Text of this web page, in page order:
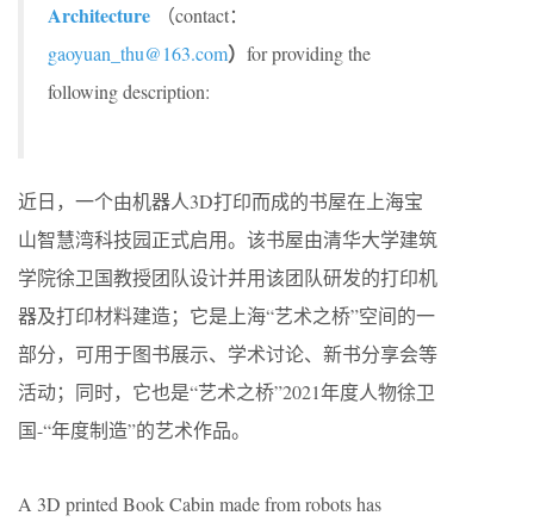
Architecture
（contact：
gaoyuan_thu@163.com） for providing the
following description:
近日，一个由机器人3D打印而成的书屋在上海宝
山智慧湾科技园正式启用。该书屋由清华大学建筑
学院徐卫国教授团队设计并用该团队研发的打印机
器及打印材料建造；它是上海“艺术之桥”空间的一
部分，可用于图书展示、学术讨论、新书分享会等
活动；同时，它也是“艺术之桥”2021年度人物徐卫
国-“年度制造”的艺术作品。
A 3D printed Book Cabin made from robots has